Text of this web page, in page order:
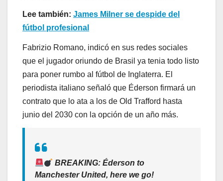
Lee también: James Milner se despide del
fútbol profesional
Fabrizio Romano, indicó en sus redes sociales
que el jugador oriundo de Brasil ya tenia todo listo
para poner rumbo al fútbol de Inglaterra. El
periodista italiano señaló que Éderson firmará un
contrato que lo ata a los de Old Trafford hasta
junio del 2030 con la opción de un año más.
BREAKING: Éderson to
Manchester United, here we go!